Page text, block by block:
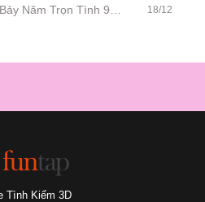
18/12
Tình Kiếm 3D